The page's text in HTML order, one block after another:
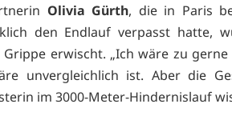
Olivia Gürth, die in Paris
den Endlauf verpasst hatte,
erwischt. „Ich wäre zu
unvergleichlich ist. Aber die
im 3000-Meter-Hindernislauf